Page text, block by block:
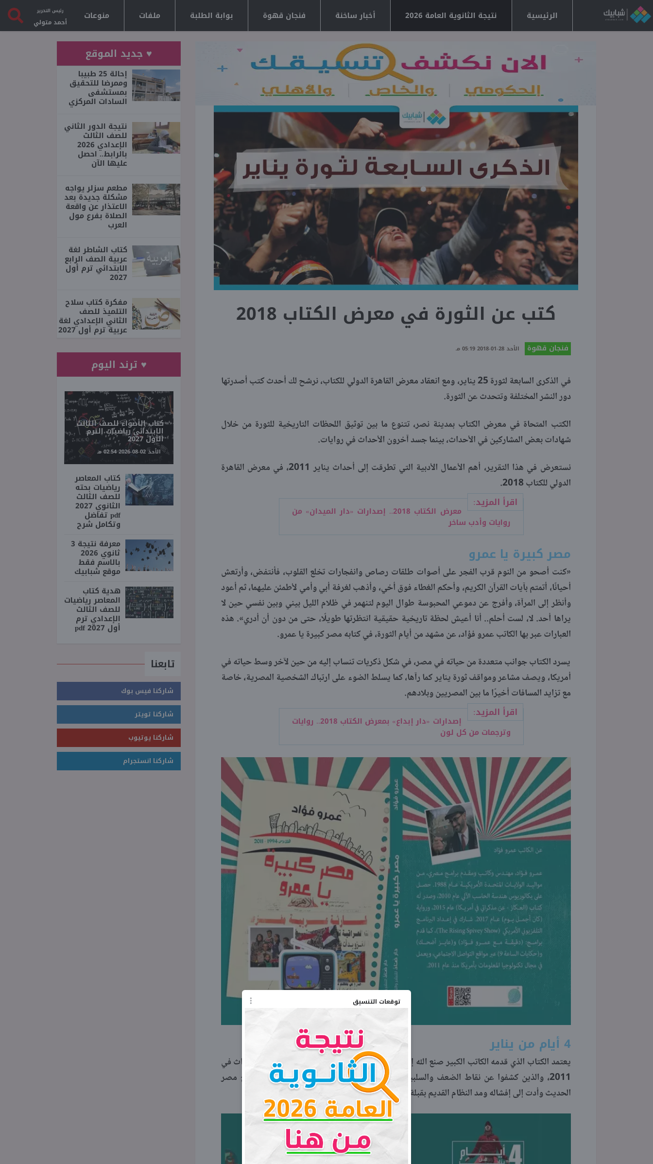
توقعات التنسيق
الرئيسية نتيجة الثانوية العامة 2026 أخبار ساخنة فنجان قهوة بوابة الطلبة ملفات منوعات رئيس التحرير
أحمد متولي
كتب عن الثورة في معرض الكتاب 2018
فنجان قهوة الأحد 28-01-2018 05:19 مـ
في الذكرى السابعة لثورة 25 يناير، ومع انعقاد معرض القاهرة الدولي للكتاب، نرشح لك أحدث كتب أصدرتها
دور النشر المختلفة وتتحدث عن الثورة.
الكتب المتحاة في معرض الكتاب بمدينة نصر، تتنوع ما بين توثيق اللحظات التاريخية للثورة من خلال
شهادات بعض المشاركين في الأحداث، بينما جسد آخرون الأحداث في روايات.
نستعرض في هذا التقرير، أهم الأعمال الأدبية التي تطرقت إلى أحداث يناير 2011، في معرض القاهرة
الدولي للكتاب 2018.
اقرأ المزيد:
معرض الكتاب 2018.. إصدارات «دار الميدان» من
روايات وأدب ساخر
مصر كبيرة يا عمرو
«كنت أصحو من النوم قرب الفجر على أصوات طلقات رصاص وانفجارات تخلع القلوب، فأنتفض، وأرتعش
أحيانًا، أتمتم بآيات القرآن الكريم، وأحكم الغطاء فوق أخي، وأذهب لغرفة أبي وأمي لأطمئن عليهما، ثم أعود
وأنظر إلى المرآة، وأفرج عن دموعي المحبوسة طوال اليوم لتنهمر في ظلام الليل بيني وبين نفسي حين لا
يراها أحد. لا، لست أحلم.. أنا أعيش لحظة تاريخية حقيقية انتظرتها طويلًا، حتى من دون أن أدري». هذه
العبارات عبر بها الكاتب عمرو فؤاد، عن مشهد من أيام الثورة، في كتابه مصر كبيرة يا عمرو.
يسرد الكتاب جوانب متعددة من حياته في مصر، في شكل ذكريات تنساب إليه من حين لآخر وسط حياته في
أمريكا، ويصف مشاعر ومواقف ثورة يناير كما رآها، كما يسلط الضوء على ارتباك الشخصية المصرية، خاصة
مع تزايد المسافات أخيرًا ما بين المصريين وبلادهم.
اقرأ المزيد:
إصدارات «دار إبداع» بمعرض الكتاب 2018.. روايات
وترجمات من كل لون
4 أيام من يناير
يعتمد الكتاب الذي قدمه الكاتب الكبير صنع الله إبراهيم، على شهادات 58 مصريا ممن عايشوا الأحداث في
2011، والذين كشفوا عن نقاط الضعف والسلبيات التي أحاطت بما وصفه أخطر حدث في تاريخ مصر
الحديث وأدت إلى إفشاله ومد النظام القديم بقبلة الحياة.
♥ جديد الموقع
إحالة 25 طبيبا
وممرضا للتحقيق
بمستشفى
السادات المركزي
نتيجة الدور الثاني
للصف الثالث
الإعدادي 2026
بالرابط.. احصل
عليها الآن
مطعم سزلر يواجه
مشكلة جديدة بعد
الاعتذار عن واقعة
الصلاة بفرع مول
العرب
كتاب الشاطر لغة
عربية الصف الرابع
الابتدائي ترم أول
2027
مفكرة كتاب سلاح
التلميذ للصف
الثاني الإعدادي لغة
عربية ترم أول 2027
♥ ترند اليوم
كتاب الأضواء للصف الثالث
الابتدائي رياضيات الترم
الأول 2027
الأحد 02-08-2026 02:54 مـ
كتاب المعاصر
رياضيات بحته
للصف الثالث
الثانوي 2027
pdf تفاضل
وتكامل شرح
معرفة نتيجة 3
ثانوي 2026
بالاسم فقط
موقع شبابيك
هدية كتاب
المعاصر رياضيات
للصف الثالث
الإعدادي ترم
أول 2027 pdf
تابعنا
شاركنا فيس بوك
شاركنا تويتر
شاركنا يوتيوب
شاركنا انستجرام